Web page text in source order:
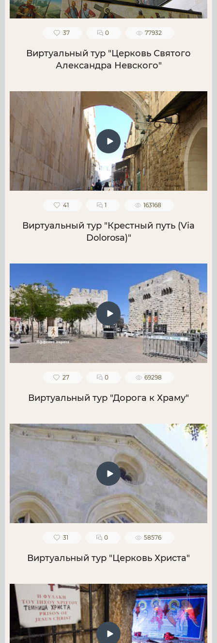
37 0 77932
Виртуальный тур "Церковь Святого
Александра Невского"
41 1 163168
Виртуальный тур "Крестный путь (Via
Dolorosa)"
27 0 69298
Виртуальный тур "Дорога к Храму"
31 0 58576
Виртуальный тур "Церковь Христа"